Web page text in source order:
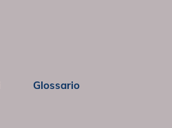
Glossario